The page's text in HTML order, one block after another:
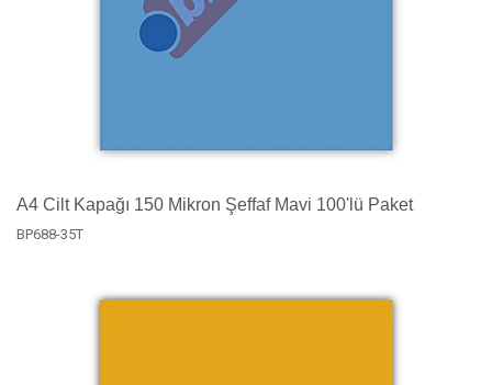
A4 Cilt Kapağı 150 Mikron Şeffaf Mavi 100'lü Paket
BP688-35T